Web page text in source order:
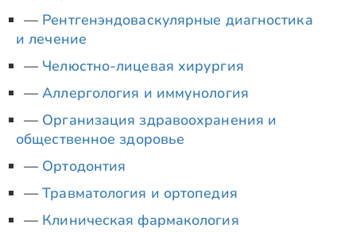
Рентгенэндоваскулярные диагностика
и лечение
Челюстно-лицевая хирургия
Аллергология и иммунология
Организация здравоохранения и
общественное здоровье
Ортодонтия
Травматология и ортопедия
Клиническая фармакология